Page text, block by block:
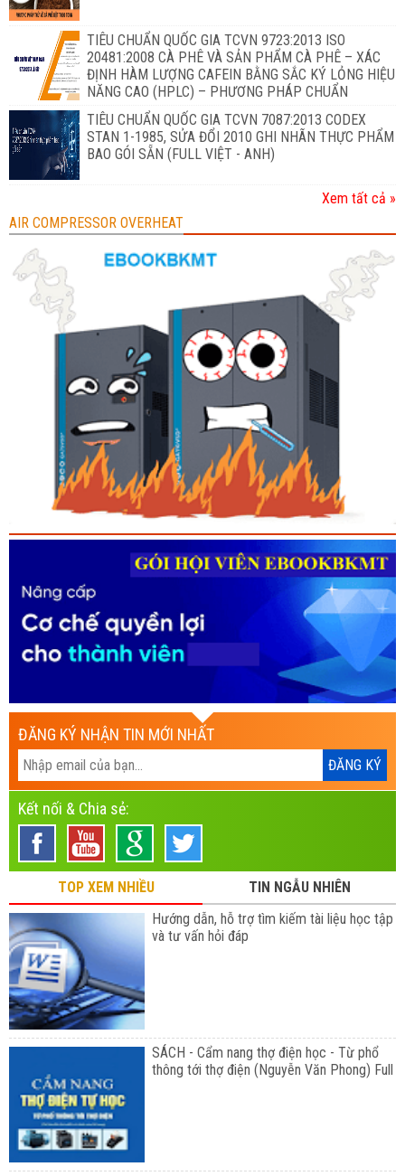
TIÊU CHUẨN QUỐC GIA TCVN 9723:2013 ISO
20481:2008 CÀ PHÊ VÀ SẢN PHẨM CÀ PHÊ – XÁC
ĐỊNH HÀM LƯỢNG CAFEIN BẰNG SẮC KÝ LỎNG HIỆU
NĂNG CAO (HPLC) – PHƯƠNG PHÁP CHUẨN
TIÊU CHUẨN QUỐC GIA TCVN 7087:2013 CODEX
STAN 1-1985, SỬA ĐỔI 2010 GHI NHÃN THỰC PHẨM
BAO GÓI SẴN (FULL VIỆT - ANH)
Xem tất cả »
AIR COMPRESSOR OVERHEAT
ĐĂNG KÝ NHẬN TIN MỚI NHẤT
Kết nối & Chia sẻ:
TOP XEM NHIỀU
TIN NGẪU NHIÊN
Hướng dẫn, hỗ trợ tìm kiếm tài liệu học tập
và tư vấn hỏi đáp
SÁCH - Cẩm nang thợ điện học - Từ phổ
thông tới thợ điện (Nguyễn Văn Phong) Full